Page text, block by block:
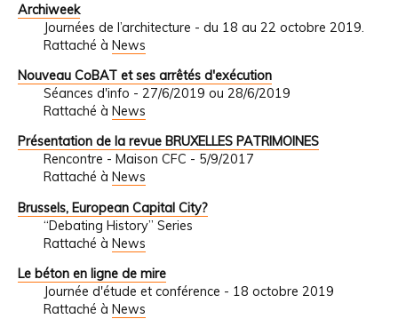
Archiweek
Journées de l’architecture - du 18 au 22 octobre 2019.
Rattaché à News
Nouveau CoBAT et ses arrêtés d'exécution
Séances d'info - 27/6/2019 ou 28/6/2019
Rattaché à News
Présentation de la revue BRUXELLES PATRIMOINES
Rencontre - Maison CFC - 5/9/2017
Rattaché à News
Brussels, European Capital City?
“Debating History” Series
Rattaché à News
Le béton en ligne de mire
Journée d'étude et conférence - 18 octobre 2019
Rattaché à News